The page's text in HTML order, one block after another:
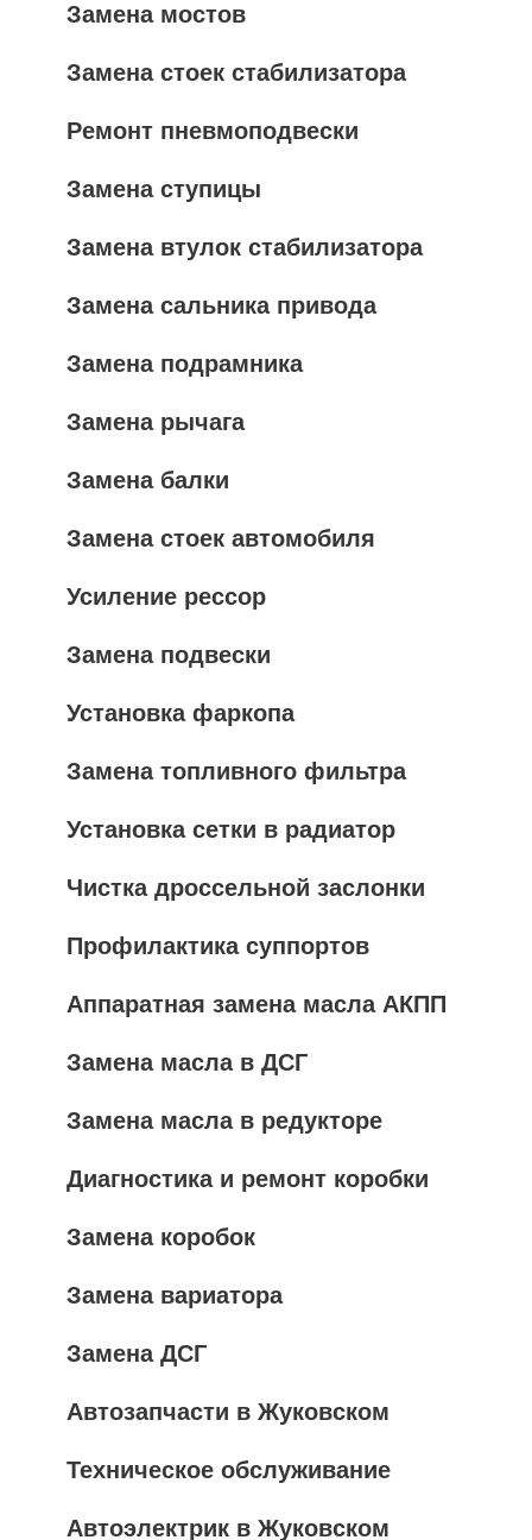
Замена мостов
Замена стоек стабилизатора
Ремонт пневмоподвески
Замена ступицы
Замена втулок стабилизатора
Замена сальника привода
Замена подрамника
Замена рычага
Замена балки
Замена стоек автомобиля
Усиление рессор
Замена подвески
Установка фаркопа
Замена топливного фильтра
Установка сетки в радиатор
Чистка дроссельной заслонки
Профилактика суппортов
Аппаратная замена масла АКПП
Замена масла в ДСГ
Замена масла в редукторе
Диагностика и ремонт коробки
Замена коробок
Замена вариатора
Замена ДСГ
Автозапчасти в Жуковском
Техническое обслуживание
Автоэлектрик в Жуковском